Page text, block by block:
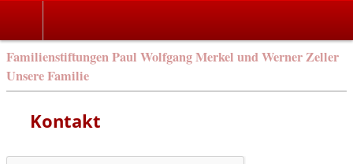
Familienstiftungen Paul Wolfgang Merkel und Werner Zeller
Unsere Familie
Kontakt